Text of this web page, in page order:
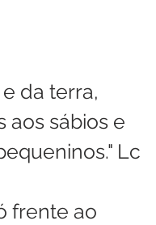
da terra,
aos sábios e
Lc
frente ao